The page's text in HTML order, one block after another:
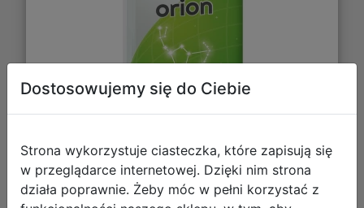
14,85 zł
DO KOSZYKA
Dostosowujemy się do Ciebie
Strona wykorzystuje ciasteczka, które zapisują się
w przeglądarce internetowej. Dzięki nim strona
działa poprawnie. Żeby móc w pełni korzystać z